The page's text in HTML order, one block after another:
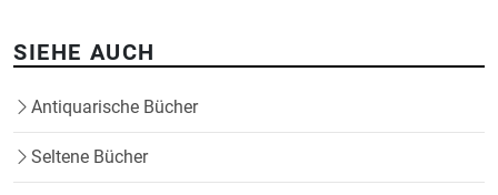
SIEHE AUCH
Antiquarische Bücher
Seltene Bücher